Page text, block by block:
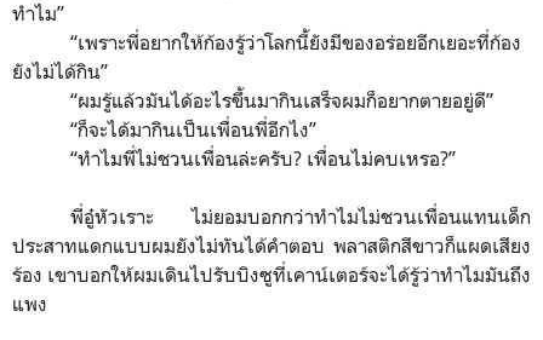
ทำไม”
“เพราะพี่อยากให้ก้องรู้ว่าโลกนี้ยังมีของอร่อยอีกเยอะที่ก้อง
ยังไม่ได้กิน”
“ผมรู้แล้วมันได้อะไรขึ้นมากินเสร็จผมก็อยากตายอยู่ดี”
“ก็จะได้มากินเป็นเพื่อนพี่อีกไง”
“ทำไมพี่ไม่ชวนเพื่อนล่ะครับ? เพื่อนไม่คบเหรอ?”
พี่อู๋หัวเราะ ไม่ยอมบอกกว่าทำไมไม่ชวนเพื่อนแทนเด็ก
ประสาทแดกแบบผมยังไม่ทันได้คำตอบ พลาสติกสีขาวก็แผดเสียง
ร้อง เขาบอกให้ผมเดินไปรับบิงซูที่เคาน์เตอร์จะได้รู้ว่าทำไมมันถึง
แพง